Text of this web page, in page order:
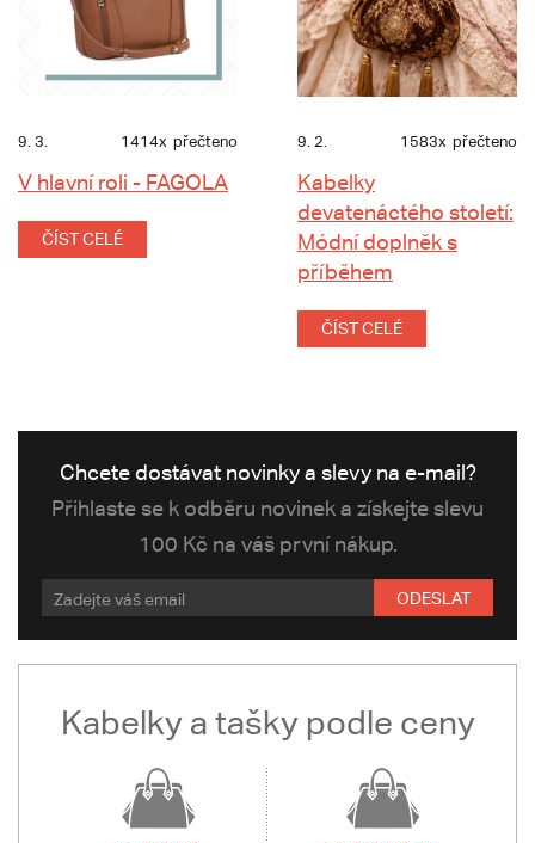
9. 3. 1414x přečteno
V hlavní roli - FAGOLA
ČÍST CELÉ
9. 2. 1583x přečteno
Kabelky
devatenáctého století:
Módní doplněk s
příběhem
ČÍST CELÉ
Chcete dostávat novinky a slevy na e-mail?
Přihlaste se k odběru novinek a získejte slevu
100 Kč na váš první nákup.
ODESLAT
Kabelky a tašky podle ceny